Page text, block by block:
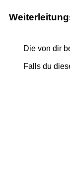
Die von dir
Falls du